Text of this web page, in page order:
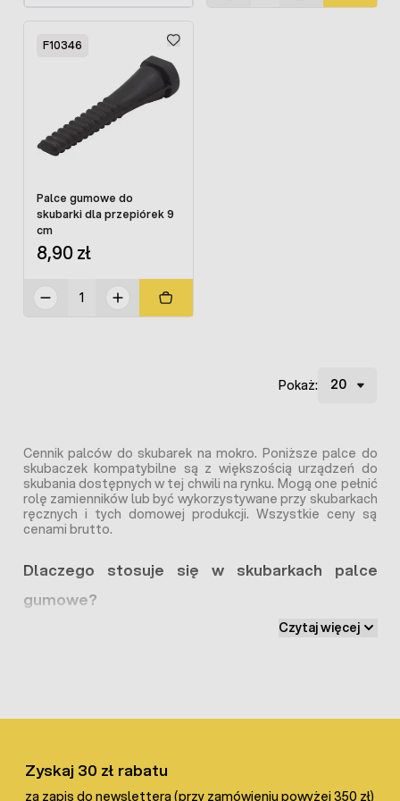
F10346
Palce gumowe do
skubarki dla przepiórek 9
cm
8,90 zł
Pokaż:
Cennik palców do skubarek na mokro. Poniższe palce do
skubaczek kompatybilne są z większością urządzeń do
skubania dostępnych w tej chwili na rynku. Mogą one pełnić
rolę zamienników lub być wykorzystywane przy skubarkach
ręcznych i tych domowej produkcji. Wszystkie ceny są
cenami brutto.
Dlaczego stosuje się w skubarkach palce
gumowe?
Palce gumowe to podstawowy element każdej skubarki.
skubarkach;
Czytaj więcej
Zyskaj 30 zł rabatu
za zapis do newslettera (przy zamówieniu powyżej 350 zł)